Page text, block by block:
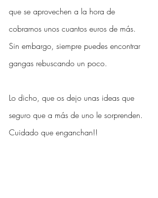
que se aprovechen a la hora de
cobrarnos unos cuantos euros de más.
Sin embargo, siempre puedes encontrar
gangas rebuscando un poco.
Lo dicho, que os dejo unas ideas que
seguro que a más de uno le sorprenden.
Cuidado que enganchan!!